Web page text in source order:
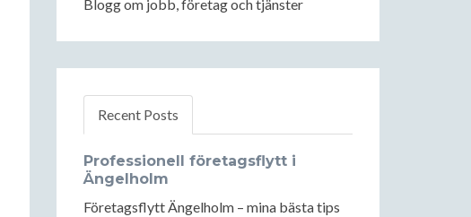
Blogg om jobb, företag och tjänster
Recent Posts
Professionell företagsflytt i
Ängelholm
Företagsflytt Ängelholm – mina bästa tips